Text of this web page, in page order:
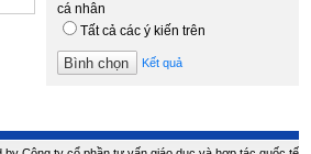
cá nhân
Tất cả các ý kiến trên
Kết quả